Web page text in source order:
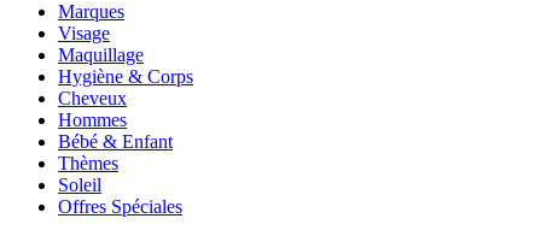
Marques
Visage
Maquillage
Hygiène & Corps
Cheveux
Hommes
Bébé & Enfant
Thèmes
Soleil
Offres Spéciales